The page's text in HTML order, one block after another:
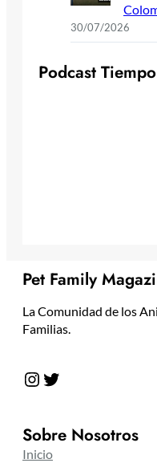
30/07/2026
Podcast Tiempo
Pet Family
La Comunidad de los
Familias.
Instagram Twitter
Sobre Nosotros
Inicio